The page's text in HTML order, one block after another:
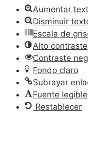
Aumentar
Disminuir
Escala de
Alto contraste
Contraste
Fondo claro
Subrayar
Fuente legible
Restablecer